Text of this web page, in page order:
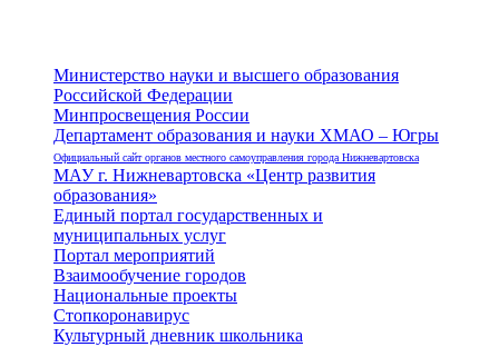
Министерство науки и высшего образования
Российской Федерации
Минпросвещения России
Департамент образования и науки ХМАО – Югры
Официальный сайт органов местного самоуправления города Нижневартовска
МАУ г. Нижневартовска «Центр развития
образования»
Единый портал государственных и
муниципальных услуг
Портал мероприятий
Взаимообучение городов
Национальные проекты
Стопкоронавирус
Культурный дневник школьника